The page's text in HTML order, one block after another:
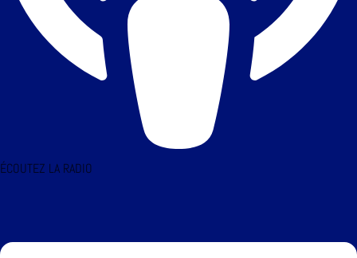
ÉCOUTEZ LA RADIO